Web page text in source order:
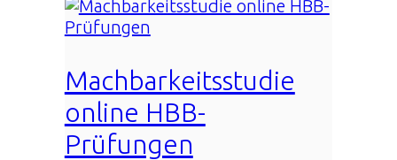
Machbarkeitsstudie
online HBB-
Prüfungen